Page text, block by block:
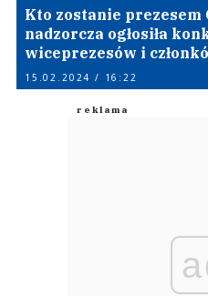
Kto zostanie prezesem
nadzorcza ogłosiła
wiceprezesów i
15.02.2024 / 16:22